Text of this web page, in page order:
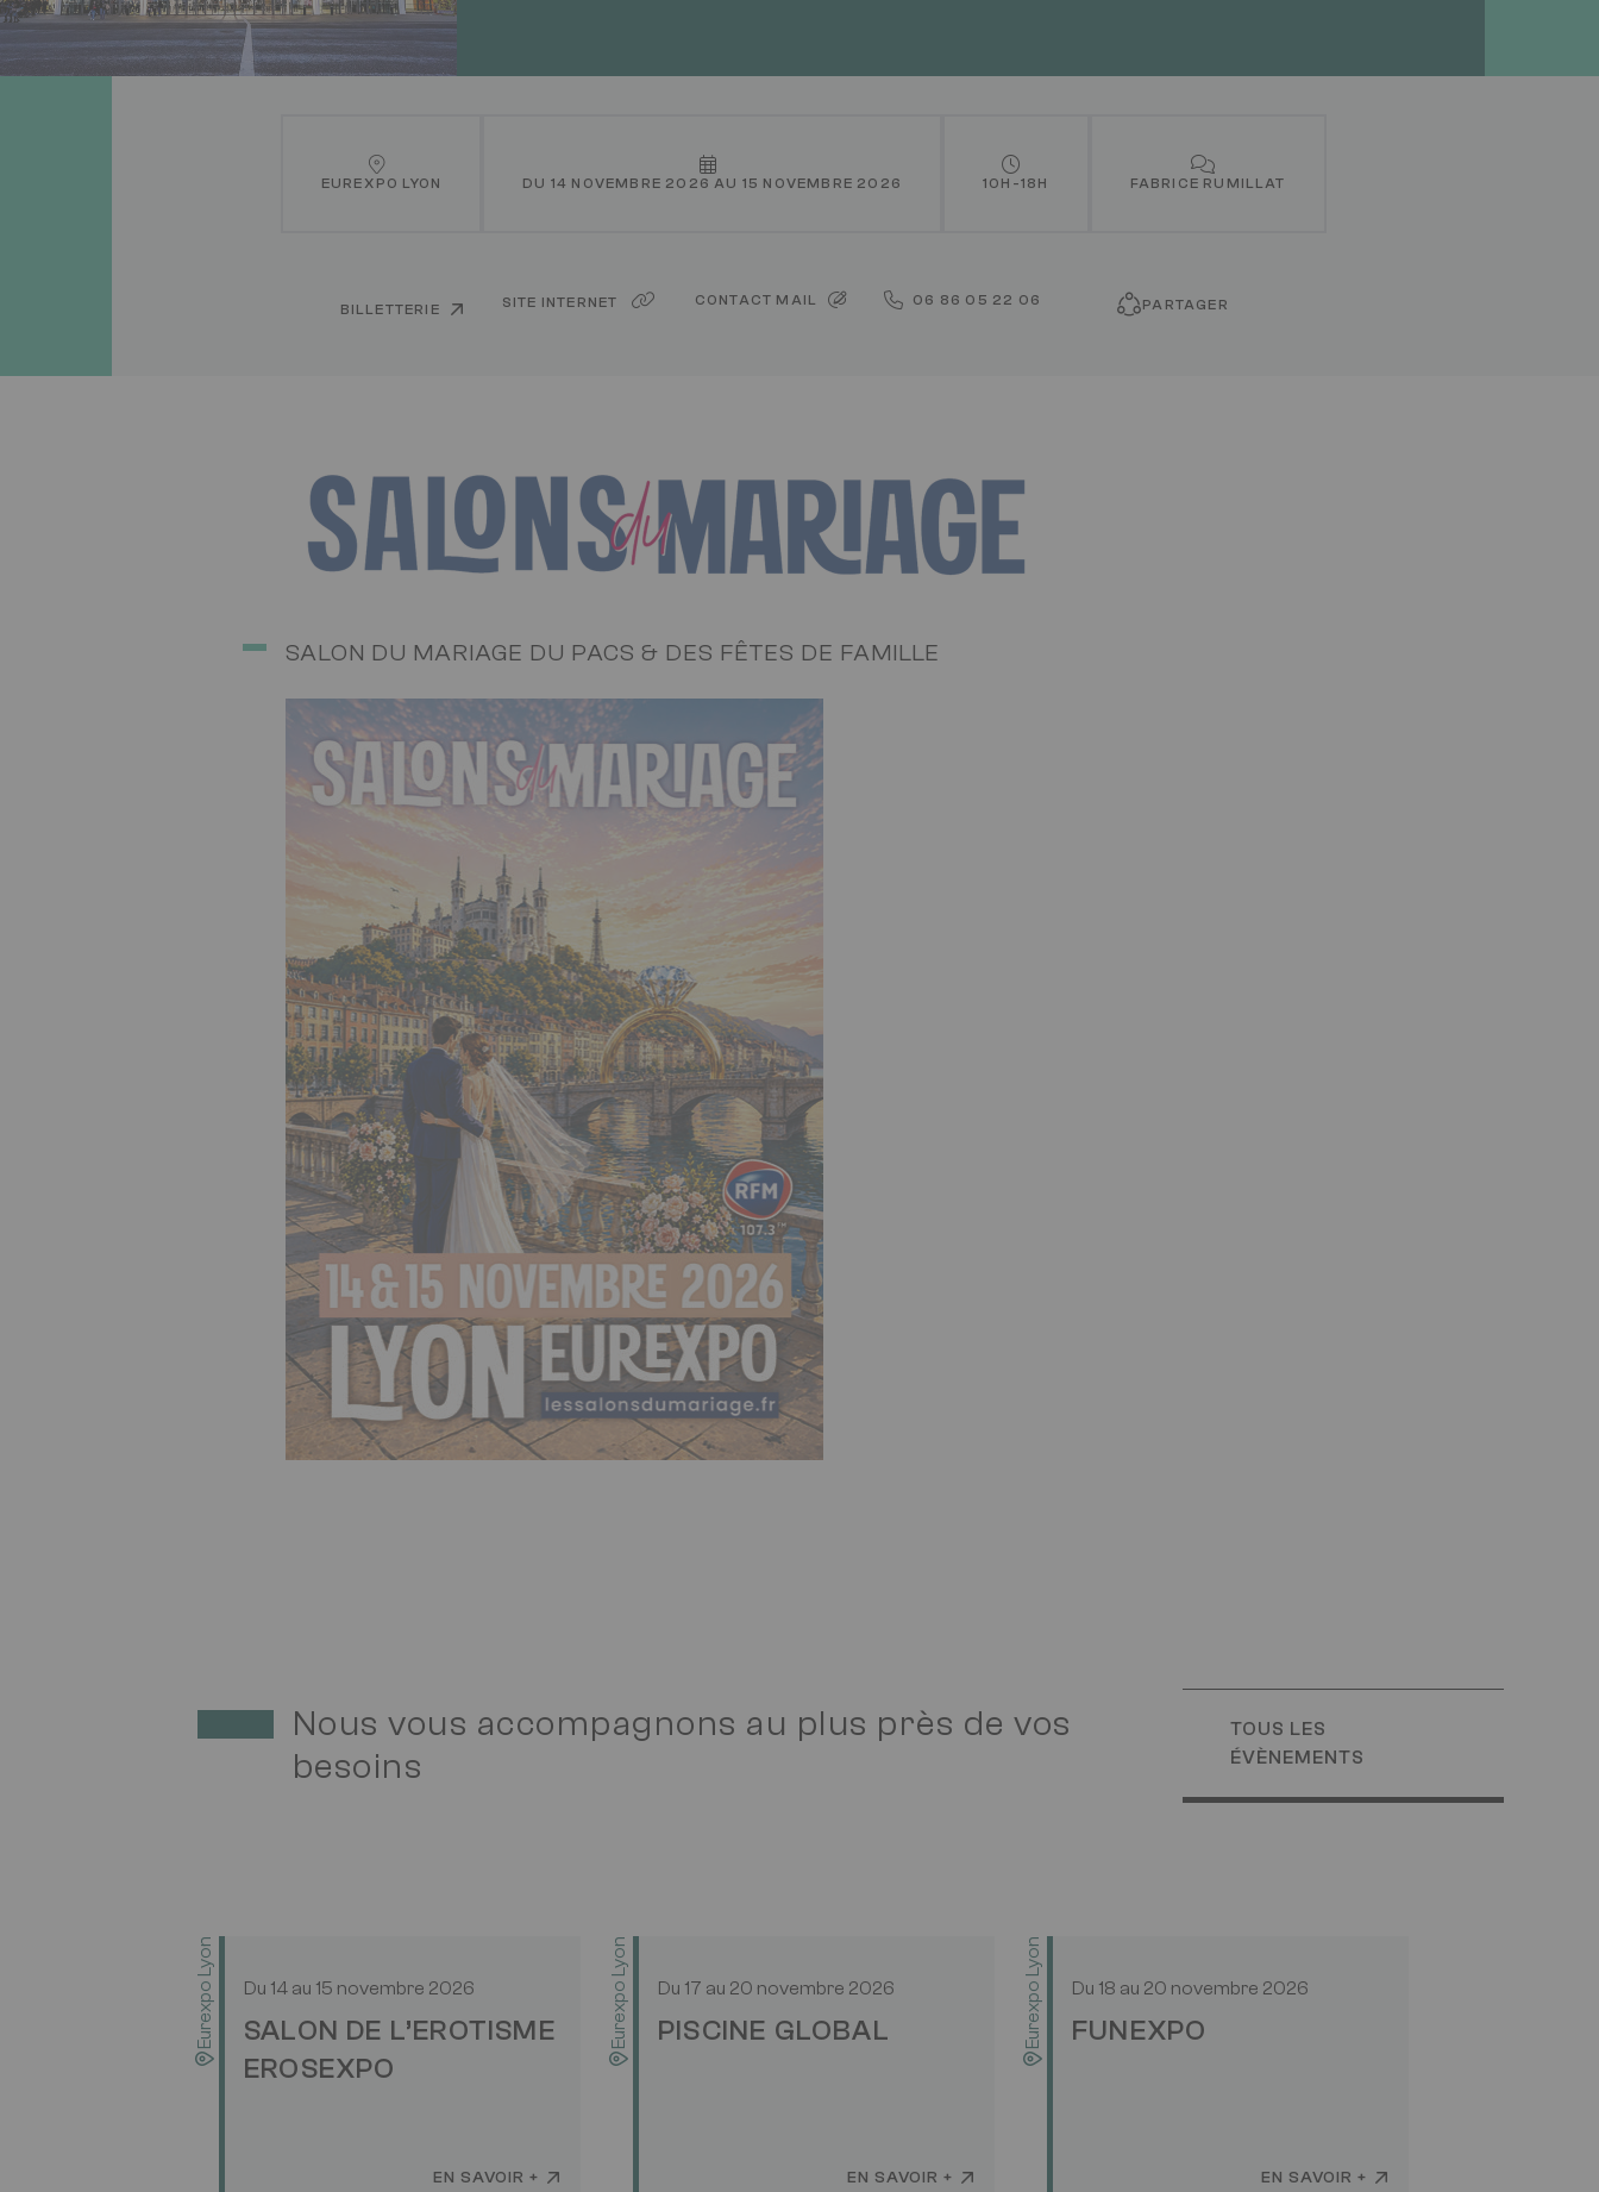
EUREXPO LYON DU 14 NOVEMBRE 2026 AU 15 NOVEMBRE 2026 10H-18H FABRICE RUMILLAT
BILLETTERIE SITE INTERNET CONTACT MAIL
Téléphone
06 86 05 22 06 PARTAGER
SALON DU MARIAGE DU PACS & DES FÊTES DE FAMILLE
Nous vous accompagnons au plus près de vos
besoins
TOUS LES
ÉVÈNEMENTS
Eurexpo Lyon Du 14 au 15 novembre 2026
SALON DE L’EROTISME
EROSEXPO
EN SAVOIR +
Eurexpo Lyon Du 17 au 20 novembre 2026
PISCINE GLOBAL
EN SAVOIR +
Eurexpo Lyon Du 18 au 20 novembre 2026
FUNEXPO
EN SAVOIR +